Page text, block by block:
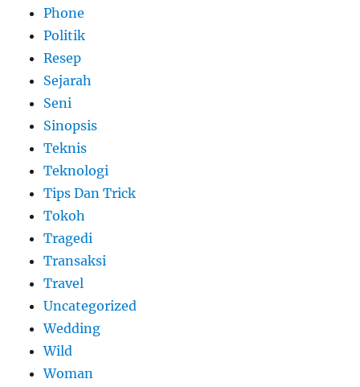
Phone
Politik
Resep
Sejarah
Seni
Sinopsis
Teknis
Teknologi
Tips Dan Trick
Tokoh
Tragedi
Transaksi
Travel
Uncategorized
Wedding
Wild
Woman